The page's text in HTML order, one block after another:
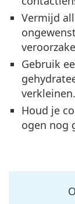
Vermijd
Gebruik
verkleinen.
Houd je
ogen nog